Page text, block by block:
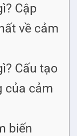
Cập
về cảm
Cấu tạo
của cảm
biến